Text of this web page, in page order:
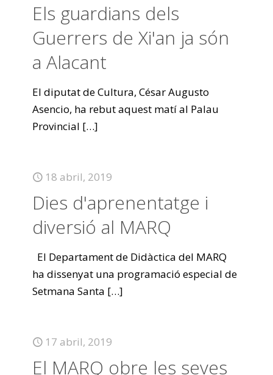
Els guardians dels
Guerrers de Xi'an ja són
a Alacant
El diputat de Cultura, César Augusto
Asencio, ha rebut aquest matí al Palau
Provincial […]
18 abril, 2019
Dies d'aprenentatge i
diversió al MARQ
El Departament de Didàctica del MARQ
ha dissenyat una programació especial de
Setmana Santa […]
17 abril, 2019
El MARQ obre les seves